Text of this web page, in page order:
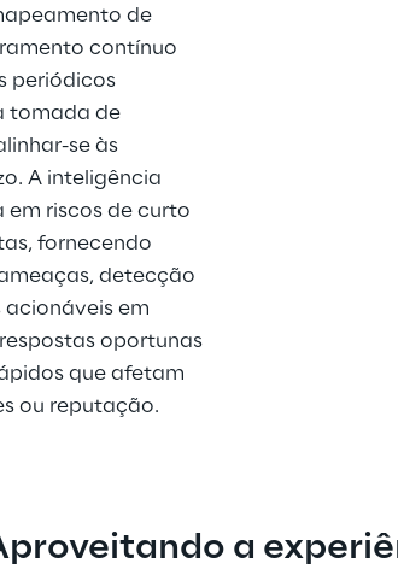
de
contínuo
periódicos
tomada de
se às
A inteligência
riscos de curto
fornecendo
detecção
acionáveis em
oportunas
que afetam
ou reputação.
a